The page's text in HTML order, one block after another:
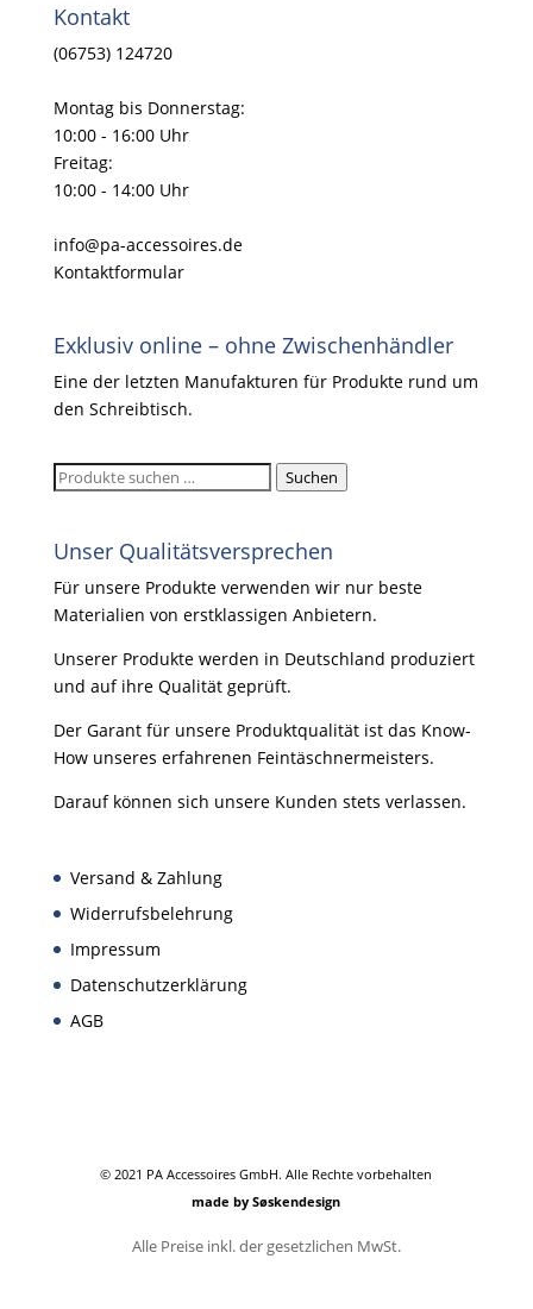
Kontakt
(06753) 124720
Montag bis Donnerstag:
10:00 - 16:00 Uhr
Freitag:
10:00 - 14:00 Uhr
info@pa-accessoires.de
Kontaktformular
Exklusiv online – ohne Zwischenhändler
Eine der letzten Manufakturen für Produkte rund um
den Schreibtisch.
Suchen
Suchen
Unser Qualitätsversprechen
Für unsere Produkte verwenden wir nur beste
Materialien von erstklassigen Anbietern.
Unserer Produkte werden in Deutschland produziert
und auf ihre Qualität geprüft.
Der Garant für unsere Produktqualität ist das Know-
How unseres erfahrenen Feintäschnermeisters.
Darauf können sich unsere Kunden stets verlassen.
Versand & Zahlung
Widerrufsbelehrung
Impressum
Datenschutzerklärung
AGB
© 2021 PA Accessoires GmbH. Alle Rechte vorbehalten
made by Søskendesign
Alle Preise inkl. der gesetzlichen MwSt.